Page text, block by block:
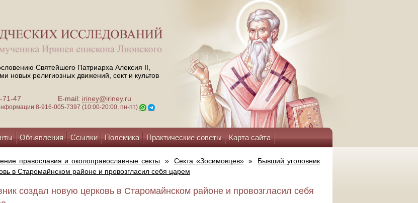
Святейшего Патриарха Алексия II,
новых религиозных движений, сект и культов
71-47 E-mail: iriney@iriney.ru
8-916-005-7397 (10:00-20:00, пн-пт)
Объявления Ссылки Полемика Практические советы Карта сайта
православия и околоправославные секты » Секта «Зосимовцев» »
Бывший уголовник
в Старомайнском районе и провозгласил себя царем
создал новую церковь в Старомайнском районе и провозгласил себя